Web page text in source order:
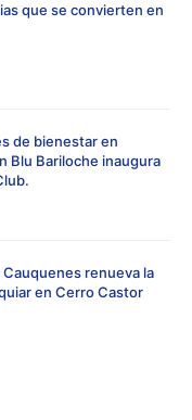
que se convierten en
de bienestar en
Blu Bariloche inaugura
Cauquenes renueva la
en Cerro Castor